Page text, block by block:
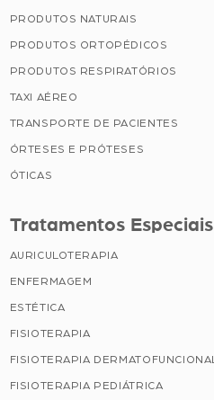
PRODUTOS NATURAIS
PRODUTOS ORTOPÉDICOS
PRODUTOS RESPIRATÓRIOS
TAXI AÉREO
TRANSPORTE DE PACIENTES
ÓRTESES E PRÓTESES
ÓTICAS
Tratamentos Especiais
AURICULOTERAPIA
ENFERMAGEM
ESTÉTICA
FISIOTERAPIA
FISIOTERAPIA DERMATOFUNCIONAL
FISIOTERAPIA PEDIÁTRICA